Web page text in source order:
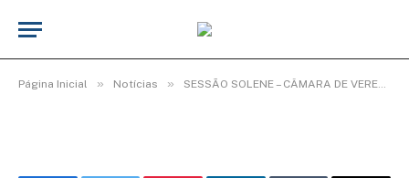
Página Inicial » Notícias » SESSÃO SOLENE – CÂMARA DE VEREADORES ENCERRA ANO LEGISLATIVO COM HOMENAGENS.
(5)